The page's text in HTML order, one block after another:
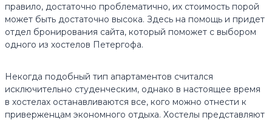
правило, достаточно проблематично, их стоимость порой
может быть достаточно высока. Здесь на помощь и придет
отдел бронирования сайта, который поможет с выбором
одного из хостелов Петергофа.
Некогда подобный тип апартаментов считался
исключительно студенческим, однако в настоящее время
в хостелах останавливаются все, кого можно отнести к
приверженцам экономного отдыха. Хостелы представляют